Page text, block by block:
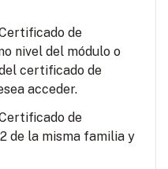
de
nivel del módulo o
certificado de
acceder.
de
de la misma familia y